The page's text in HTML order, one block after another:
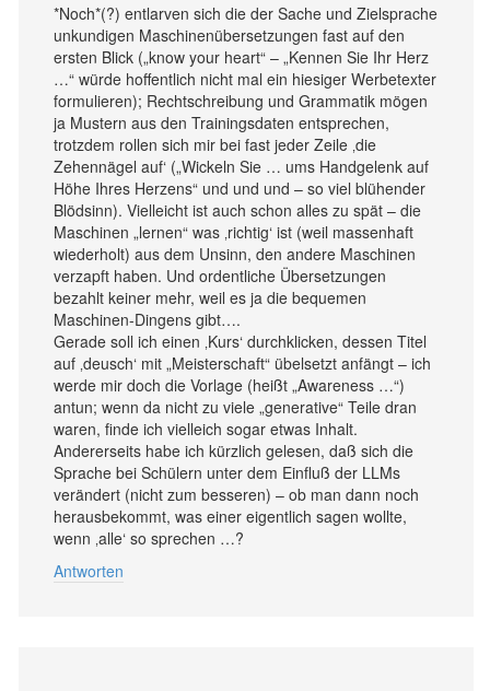
*Noch*(?) entlarven sich die der Sache und Zielsprache
unkundigen Maschinenübersetzungen fast auf den
ersten Blick („know your heart“ – „Kennen Sie Ihr Herz
…“ würde hoffentlich nicht mal ein hiesiger Werbetexter
formulieren); Rechtschreibung und Grammatik mögen
ja Mustern aus den Trainingsdaten entsprechen,
trotzdem rollen sich mir bei fast jeder Zeile ‚die
Zehennägel auf‘ („Wickeln Sie … ums Handgelenk auf
Höhe Ihres Herzens“ und und und – so viel blühender
Blödsinn). Vielleicht ist auch schon alles zu spät – die
Maschinen „lernen“ was ‚richtig‘ ist (weil massenhaft
wiederholt) aus dem Unsinn, den andere Maschinen
verzapft haben. Und ordentliche Übersetzungen
bezahlt keiner mehr, weil es ja die bequemen
Maschinen-Dingens gibt….
Gerade soll ich einen ‚Kurs‘ durchklicken, dessen Titel
auf ‚deusch‘ mit „Meisterschaft“ übelsetzt anfängt – ich
werde mir doch die Vorlage (heißt „Awareness …“)
antun; wenn da nicht zu viele „generative“ Teile dran
waren, finde ich vielleich sogar etwas Inhalt.
Andererseits habe ich kürzlich gelesen, daß sich die
Sprache bei Schülern unter dem Einfluß der LLMs
verändert (nicht zum besseren) – ob man dann noch
herausbekommt, was einer eigentlich sagen wollte,
wenn ‚alle‘ so sprechen …?
Antworten